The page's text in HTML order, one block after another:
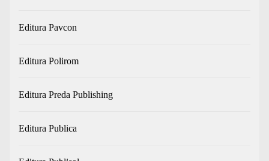
Editura Pavcon
Editura Polirom
Editura Preda Publishing
Editura Publica